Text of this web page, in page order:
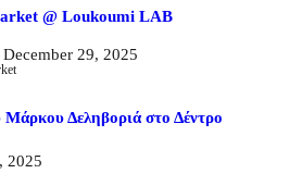
@ Loukoumi LAB
December 29, 2025
Δεληβοριά στο Δέντρο
2025